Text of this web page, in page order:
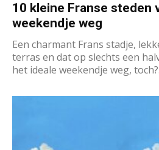
10 kleine Franse
weekendje weg
Een charmant Frans stadje,
terras en dat op slechts een
het ideale weekendje weg,